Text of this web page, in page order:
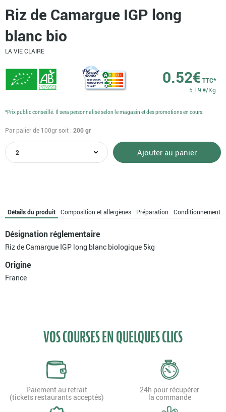
Riz de Camargue IGP long
blanc bio
LA VIE CLAIRE
0.52€ TTC*
5.19 €/Kg
Par palier de 100gr soit : 200gr
quantité
de
long
blanc
bio
Ajouter au panier
*Prix public conseillé. Il sera personnalisé selon le magasin et des promotions en cours.
Détails du produit Composition et allergènes Préparation Conditionnement
Désignation réglementaire
Riz de Camargue IGP long blanc biologique 5kg
Origine
France
VOS COURSES EN QUELQUES CLICS
Paiement au retrait
(tickets restaurants acceptés)
24h pour récupérer
la commande